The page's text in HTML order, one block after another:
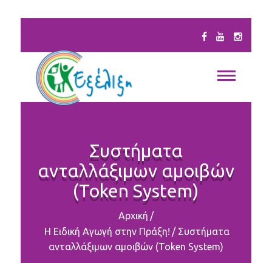
Συστήματα
ανταλλάξιμων αμοιβών
(Token System)
Αρχική /
Η Ειδική Αγωγή στην Πράξη! /Συστήματα
ανταλλάξιμων αμοιβών (Token System)